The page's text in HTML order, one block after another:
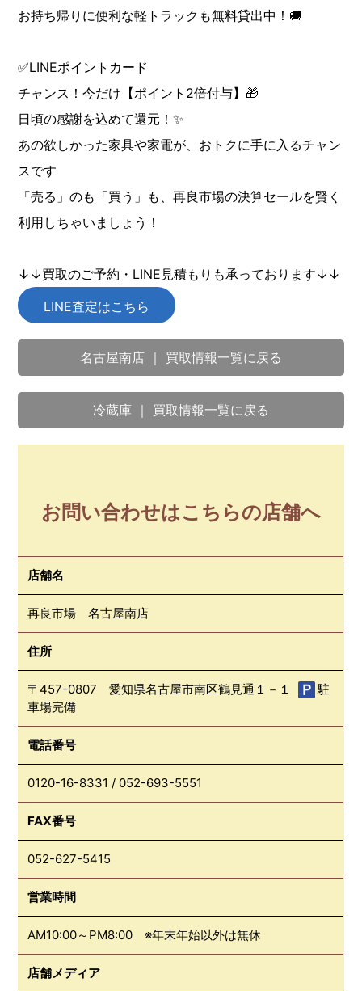
お持ち帰りに便利な軽トラックも無料貸出中！🚚
✅LINEポイントカード
チャンス！今だけ【ポイント2倍付与】🎁
日頃の感謝を込めて還元！✨
あの欲しかった家具や家電が、おトクに手に入るチャン
スです
「売る」のも「買う」も、再良市場の決算セールを賢く
利用しちゃいましょう！
↓↓買取のご予約・LINE見積もりも承っております↓↓
LINE査定はこちら
名古屋南店 ｜ 買取情報一覧に戻る
冷蔵庫 ｜ 買取情報一覧に戻る
お問い合わせはこちらの店舗へ
店舗名
再良市場 名古屋南店
住所
〒457-0807 愛知県名古屋市南区鶴見通１－１
駐
車場完備
電話番号
0120-16-8331 / 052-693-5551
FAX番号
052-627-5415
営業時間
AM10:00～PM8:00 ※年末年始以外は無休
店舗メディア